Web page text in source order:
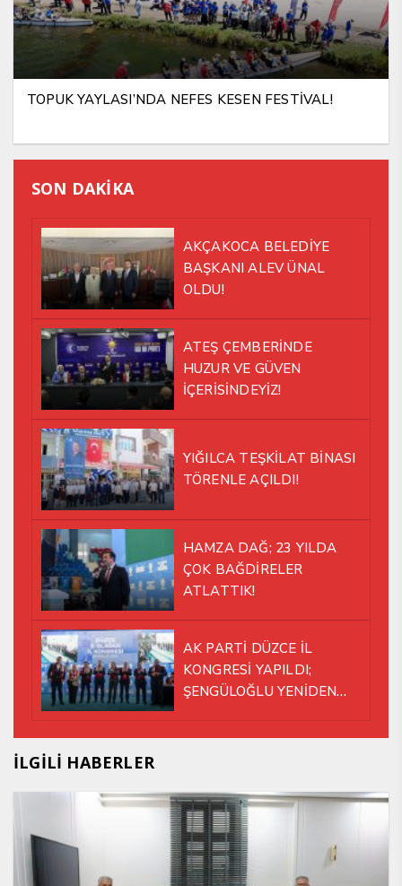
TOPUK YAYLASI’NDA NEFES KESEN FESTİVAL!
SON DAKİKA
AKÇAKOCA BELEDİYE
BAŞKANI ALEV ÜNAL
OLDU!
ATEŞ ÇEMBERİNDE
HUZUR VE GÜVEN
İÇERİSİNDEYİZ!
YIĞILCA TEŞKİLAT BİNASI
TÖRENLE AÇILDI!
HAMZA DAĞ; 23 YILDA
ÇOK BAĞDİRELER
ATLATTIK!
AK PARTİ DÜZCE İL
KONGRESİ YAPILDI;
ŞENGÜLOĞLU YENİDEN
İLGİLİ HABERLER